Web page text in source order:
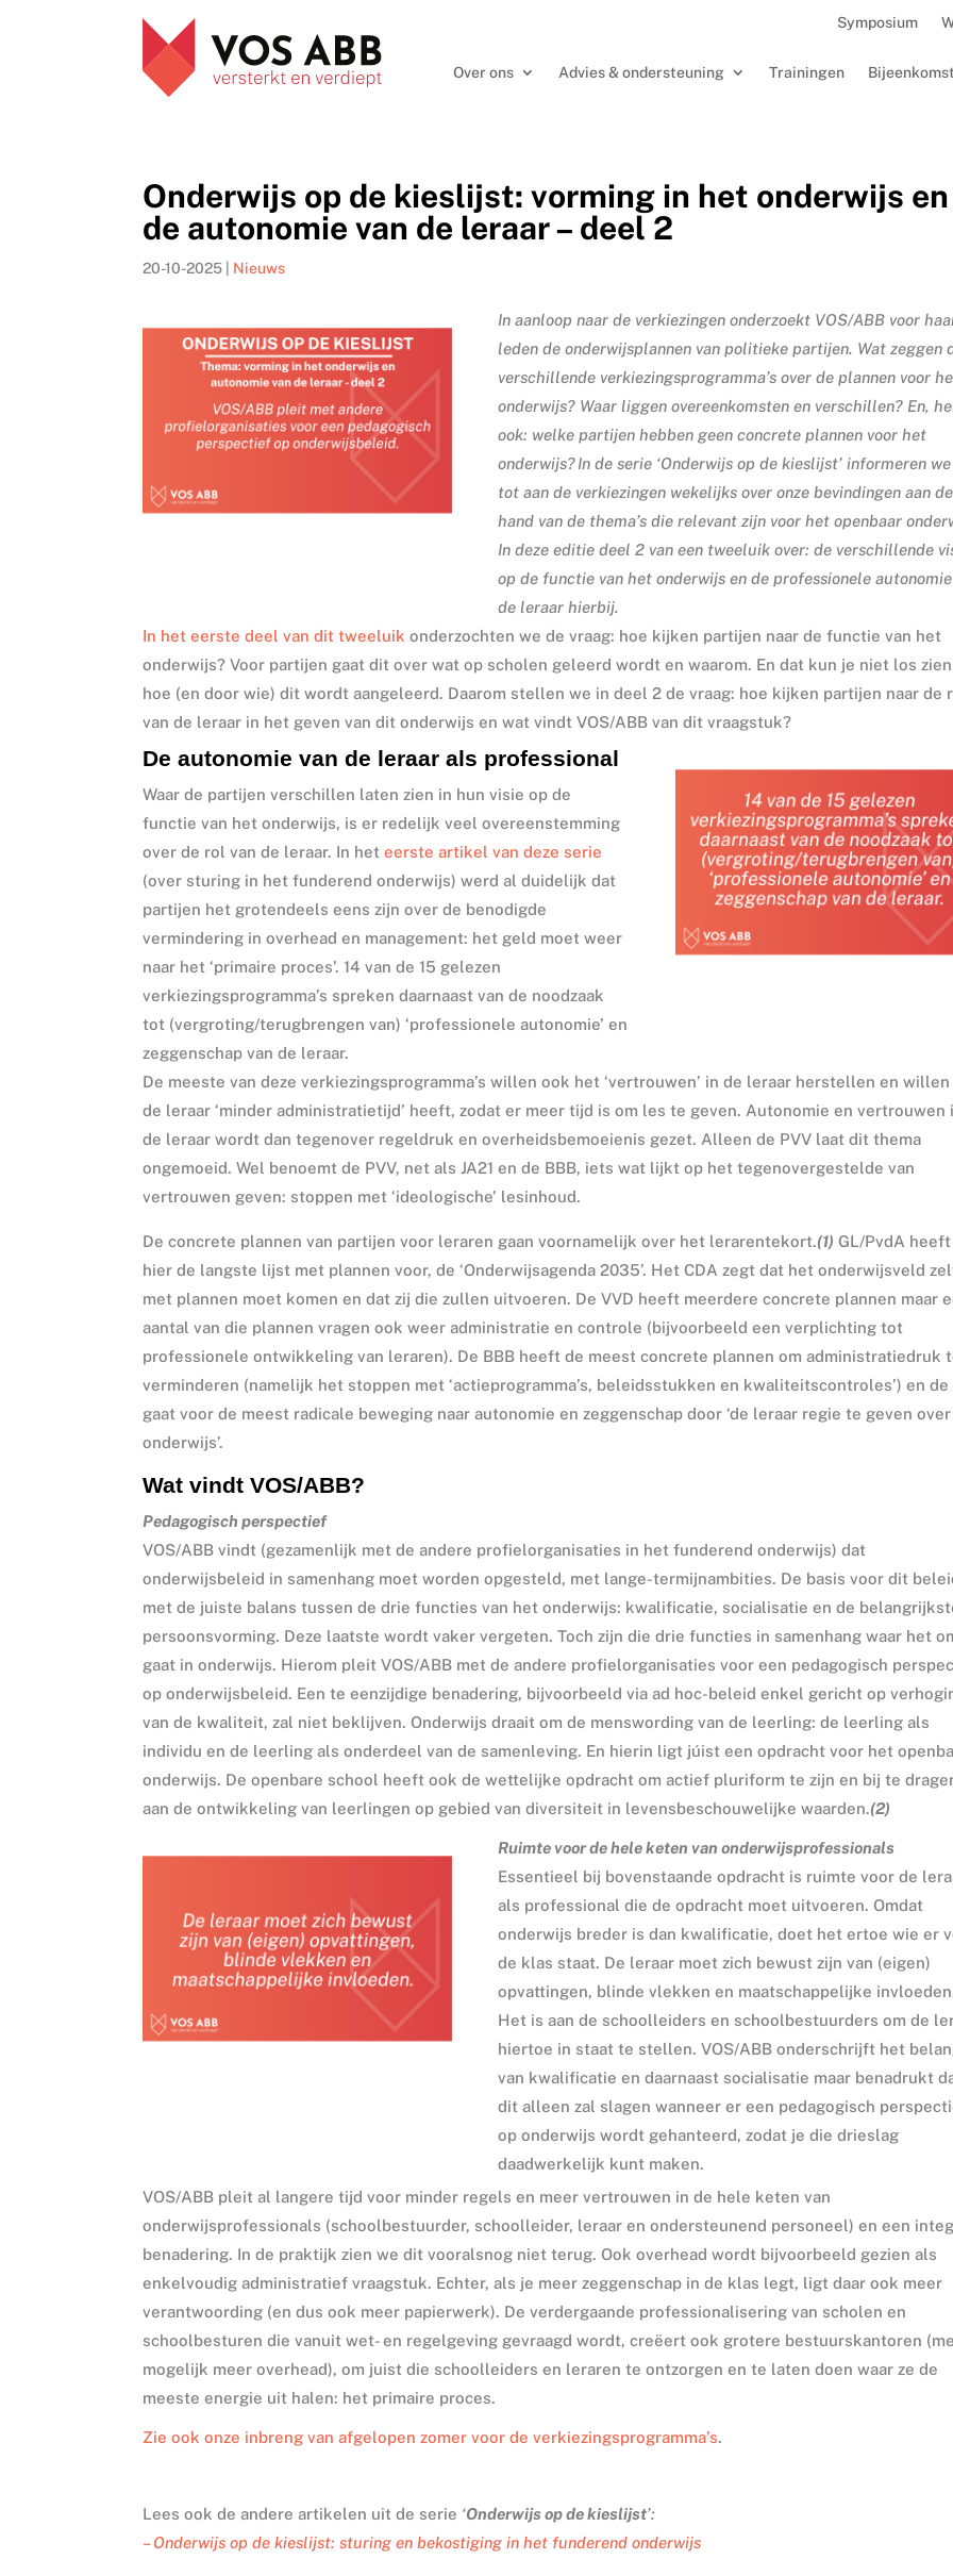
Symposium
Over ons Advies & ondersteuning Trainingen
Onderwijs op de kieslijst: vorming in het onderwijs en
de autonomie van de leraar – deel 2
20-10-2025 Nieuws
In aanloop naar de verkiezingen onderzoekt VOS/ABB voor
leden de onderwijsplannen van politieke partijen. Wat zeggen
verschillende verkiezingsprogramma’s over de plannen voor
onderwijs? Waar liggen overeenkomsten en verschillen? En,
ook: welke partijen hebben geen concrete plannen voor het
onderwijs? In de serie ‘Onderwijs op de kieslijst’ informeren
tot aan de verkiezingen wekelijks over onze bevindingen aan de
hand van de thema’s die relevant zijn voor het openbaar
In deze editie deel 2 van een tweeluik over: de verschillende
op de functie van het onderwijs en de professionele
de leraar hierbij.
In het eerste deel van dit tweeluik onderzochten we de vraag: hoe kijken partijen naar de functie van het
onderwijs? Voor partijen gaat dit over wat op scholen geleerd wordt en waarom. En dat kun je niet los zien
hoe (en door wie) dit wordt aangeleerd. Daarom stellen we in deel 2 de vraag: hoe kijken partijen naar de
van de leraar in het geven van dit onderwijs en wat vindt VOS/ABB van dit vraagstuk?
De autonomie van de leraar als professional
Waar de partijen verschillen laten zien in hun visie op de
functie van het onderwijs, is er redelijk veel overeenstemming
over de rol van de leraar. In heteerste artikel van deze serie
(over sturing in het funderend onderwijs) werd al duidelijk dat
partijen het grotendeels eens zijn over de benodigde
vermindering in overhead en management: het geld moet weer
naar het ‘primaire proces’. 14 van de 15 gelezen
verkiezingsprogramma’s spreken daarnaast van de noodzaak
tot (vergroting/terugbrengen van) ‘professionele autonomie’ en
zeggenschap van de leraar.
De meeste van deze verkiezingsprogramma’s willen ook het ‘vertrouwen’ in de leraar herstellen en willen
de leraar ‘minder administratietijd’ heeft, zodat er meer tijd is om les te geven. Autonomie en vertrouwen
de leraar wordt dan tegenover regeldruk en overheidsbemoeienis gezet. Alleen de PVV laat dit thema
ongemoeid. Wel benoemt de PVV, net als JA21 en de BBB, iets wat lijkt op het tegenovergestelde van
vertrouwen geven: stoppen met ‘ideologische’ lesinhoud.
De concrete plannen van partijen voor leraren gaan voornamelijk over het lerarentekort.(1) GL/PvdA heeft
hier de langste lijst met plannen voor,de ‘Onderwijsagenda 2035’. Het CDA zegt dat het onderwijsveld
met plannen moet komen en dat zij die zullen uitvoeren. De VVD heeft meerdere concrete plannen maar
aantal van die plannen vragen ook weer administratie en controle (bijvoorbeeld een verplichting tot
professionele ontwikkeling van leraren). De BBB heeft de meest concrete plannen om administratiedruk
verminderen (namelijk het stoppen met ‘actieprogramma’s, beleidsstukken en kwaliteitscontroles’) en de
gaat voor de meest radicale beweging naar autonomie en zeggenschapdoor‘de leraar regie te geven
onderwijs’.
Wat vindt VOS/ABB?
Pedagogisch perspectief
VOS/ABB vindt (gezamenlijk met de andere profielorganisaties in het funderend onderwijs) dat
onderwijsbeleid in samenhang moet worden opgesteld, met lange-termijnambities. De basis voor dit
met de juiste balans tussen de drie functies van het onderwijs: kwalificatie, socialisatie en de
persoonsvorming. Deze laatste wordt vaker vergeten. Toch zijn die drie functies in samenhang waar het
gaat in onderwijs. Hierom pleit VOS/ABB met de andere profielorganisaties voor een pedagogisch
op onderwijsbeleid. Een te eenzijdige benadering, bijvoorbeeld via ad hoc-beleid enkel gericht op
van de kwaliteit, zal niet beklijven. Onderwijs draait om de menswording van de leerling: de leerling als
individu en de leerling als onderdeel van de samenleving. En hierin ligt júist een opdracht voor het
onderwijs. De openbare school heeft ook de wettelijke opdracht om actief pluriform te zijn en bij te
aan de ontwikkeling van leerlingen op gebied van diversiteit in levensbeschouwelijke waarden.(2)
Ruimte voor de hele keten van onderwijsprofessionals
Essentieel bij bovenstaande opdracht is ruimte voor de
als professional die de opdracht moet uitvoeren. Omdat
onderwijs breder is dan kwalificatie, doet het ertoe wie er
de klas staat. De leraar moet zich bewust zijn van (eigen)
opvattingen, blinde vlekken en maatschappelijke
Het is aan de schoolleiders en schoolbestuurders om de
hiertoe in staat te stellen. VOS/ABB onderschrijft het
van kwalificatie en daarnaast socialisatie maar benadrukt
dit alleen zal slagen wanneer er een pedagogisch
op onderwijs wordt gehanteerd, zodat je die drieslag
daadwerkelijk kunt maken.
VOS/ABB pleit al langere tijd voor minder regels en meer vertrouwen in de hele keten van
onderwijsprofessionals (schoolbestuurder, schoolleider, leraar en ondersteunend personeel) en een
benadering. In de praktijk zien we dit vooralsnog niet terug. Ook overhead wordt bijvoorbeeld gezien als
enkelvoudig administratief vraagstuk. Echter, als je meer zeggenschap in de klas legt, ligt daar ook meer
verantwoording (en dus ook meer papierwerk). De verdergaande professionalisering van scholen en
schoolbesturen die vanuit wet- en regelgeving gevraagd wordt, creëert ook grotere bestuurskantoren
mogelijk meer overhead), om juist die schoolleiders en leraren te ontzorgen en te laten doen waar ze de
meeste energie uit halen: het primaire proces.
Zie ook onze inbreng van afgelopen zomer voor de verkiezingsprogramma’s.
Lees ook de andere artikelen uit de serie ‘Onderwijs op de kieslijst’:
– Onderwijs op de kieslijst: sturing en bekostiging in het funderend onderwijs